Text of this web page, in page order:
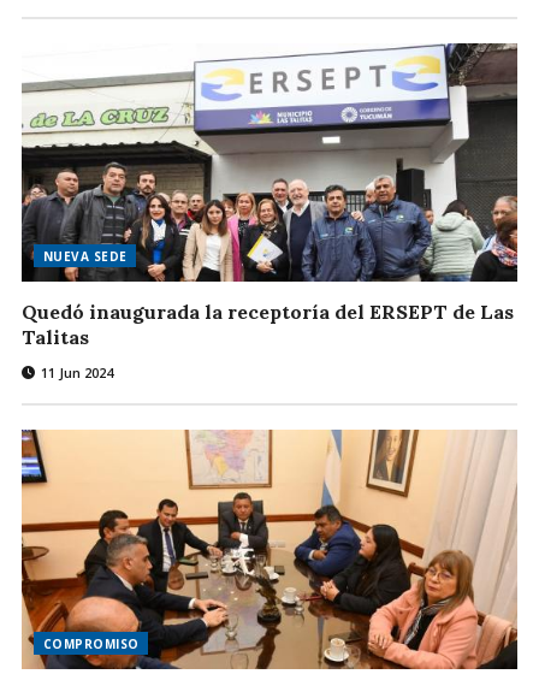
NUEVA SEDE
Quedó inaugurada la receptoría del ERSEPT de Las
Talitas
11 Jun 2024
COMPROMISO